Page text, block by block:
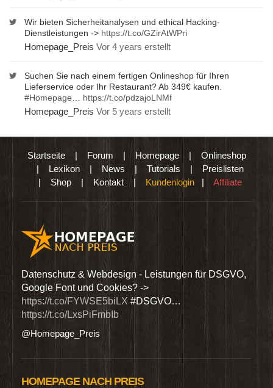
Wir bieten Sicherheitanalysen und ethical Hacking-
Dienstleistungen -> https://t.co/GZirAtWPri
Homepage_Preis Vor 4 years erstellt
Suchen Sie nach einem fertigen Onlineshop für Ihren
Lieferservice oder Ihr Restaurant? Ab 349€ kaufen.
#Homepage
https://t.co/pdzajoLNMf
Homepage_Preis Vor 5 years erstellt
Startseite| Forum | Homepage| Onlineshop
| Lexikon | News | Tutorials | Preislisten
| Shop | Kontakt | Kundenlogin | Affiliate
Datenschutz & Webdesign - Leistungen für DSGVO,
Google Font und Cookies? ->
https://t.co/FYWSE5biLX #DSGVO…
https://t.co/LxsPiFmbIb
@Homepage_Preis
HOMEPAGE NACH PREIS